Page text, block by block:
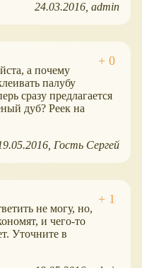
24.03.2016 admin
а почему
палубу
сразу предлагается
дуб? Реек на
Гость Сергей
не могу, но,
и чего-то
Уточните в